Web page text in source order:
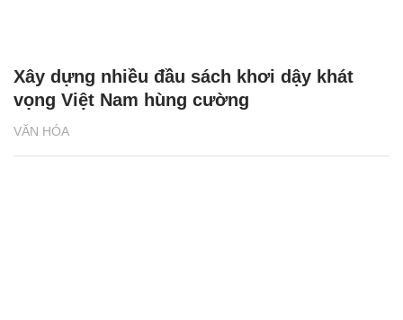
VĂN HÓA
Xây dựng nhiều đầu sách khơi dậy khát
vọng Việt Nam hùng cường